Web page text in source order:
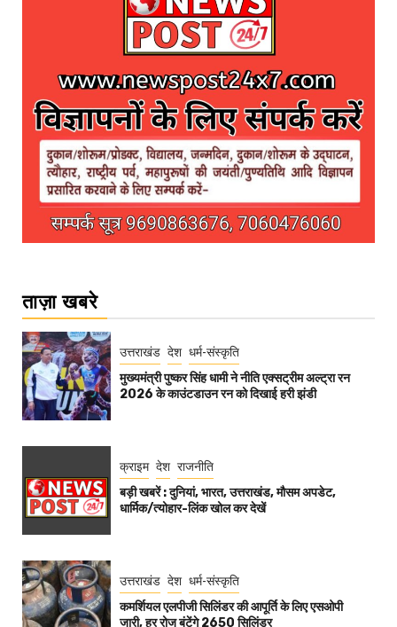
ताज़ा खबरे
उत्तराखंड देश धर्म-संस्कृति
मुख्यमंत्री पुष्कर सिंह धामी ने नीति एक्सट्रीम अल्ट्रा रन
2026 के काउंटडाउन रन को दिखाई हरी झंडी
क्राइम देश राजनीति
बड़ी खबरें : दुनियां, भारत, उत्तराखंड, मौसम अपडेट,
धार्मिक/त्योहार-लिंक खोल कर देखें
उत्तराखंड देश धर्म-संस्कृति
कमर्शियल एलपीजी सिलिंडर की आपूर्ति के लिए एसओपी
जारी, हर रोज बंटेंगे 2650 सिलिंडर